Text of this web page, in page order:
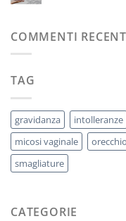
COMMENTI
TAG
gravidanza intolleranze
micosi vaginale
orecchio
smagliature
CATEGORIE